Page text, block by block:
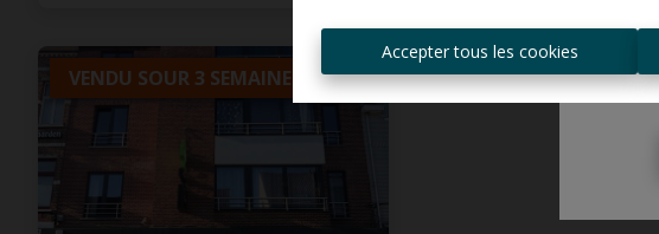
Accepter tous les cookies
VENDU SOUR 3 SEMAINES